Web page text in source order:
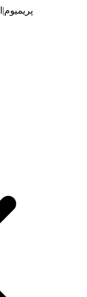
پریمیوم|